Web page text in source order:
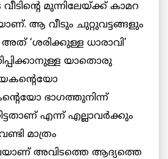
മുന്നിലേയ്ക്ക് കാമറ
ആ വീടും ചുറ്റുവട്ടങ്ങളും
‘ശരിക്കുള്ള ധാരാവി’
യാതൊരു
ഭാഗത്തുനിന്ന്
എന്ന് എല്ലാവർക്കും
മാത്രം
അവിടത്തെ ആദ്യത്തെ